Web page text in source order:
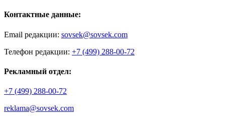
Контактные данные:
Email редакции: sovsek@sovsek.com
Телефон редакции: +7 (499) 288-00-72
Рекламный отдел:
+7 (499) 288-00-72
reklama@sovsek.com